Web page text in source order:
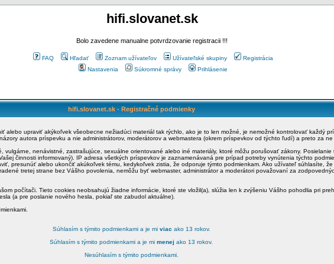
hifi.slovanet.sk
Bolo zavedene manualne potvrdzovanie registracii !!!
FAQ Hľadať Zoznam užívateľov Užívateľské skupiny
Registrácia
Nastavenia
Súkromné správy Prihlásenie
hifi.slovanet.sk - Registračné podmienky
alebo upraviť akýkoľvek všeobecne nežiadúci materiál tak rýchlo, ako je to len možné, je nemožné kontrolovať každý
autora príspevku a nie administrátorov, moderátorov a webmastera (okrem príspevkov od týchto ľudí) a preto za
nenávistné, zastrašujúce, sexuálne orientované alebo iné materiály, ktoré môžu porušovať zákony. Posielanie
činnosti informovaný). IP adresa všetkých príspevkov je zaznamenávaná pre prípad potreby vynútenia týchto
presunúť alebo ukončiť akúkoľvek tému, kedykoľvek zistia, že odporuje týmto podmienkam. Ako užívateľ súhlasíte,
tretej strane bez Vášho povolenia, nemôžu byť webmaster, administrátor a moderátori považovaní za
počítači. Tieto cookies neobsahujú žiadne informácie, ktoré ste vložil(a), slúžia len k zvýšeniu Vášho pohodlia pri
(a pre poslanie nového hesla, pokiaľ ste zabudol aktuálne).
Súhlasím s týmito podmienkami a je mi viac ako 13 rokov.
Súhlasím s týmito podmienkami a je mi menej ako 13 rokov.
Nesúhlasím s týmito podmienkami.